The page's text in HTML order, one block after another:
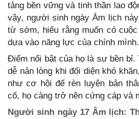
tảng bền vững và tinh thần lao
vậy, người sinh ngày Âm lịch
từ sớm, hiểu rằng muốn có
dựa vào năng lực của chính mình.
Điểm nổi bật của họ là sự bền bỉ.
dễ nản lòng khi đối diện khó
như cơ hội để rèn luyện bản
cố, họ càng trở nên cứng cáp và
Người sinh ngày 17 Âm lịch: